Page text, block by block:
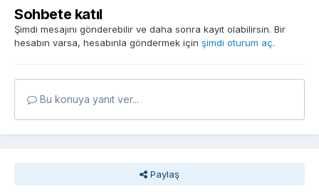
Sohbete katıl
Şimdi mesajını gönderebilir ve daha sonra kayıt olabilirsin. Bir
hesabın varsa, hesabınla göndermek için şimdi oturum aç.
Bu konuya yanıt ver...
Paylaş